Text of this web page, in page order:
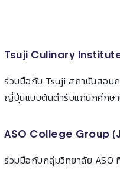
Tsuji Culinary
ร่วมมือกับ Tsuji สถาบันสอน
ญี่ปุ่นแบบต้นตํารับแก่นักศึกษ
ASO College Group
ร่วมมือกับกลุ่มวิทยาลัย